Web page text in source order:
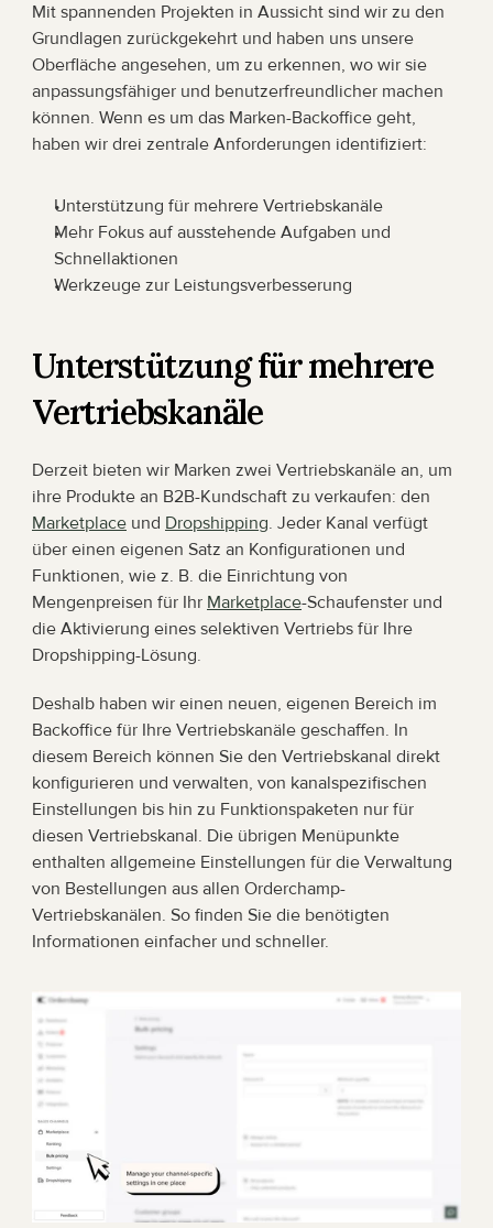
Mit spannenden Projekten in Aussicht sind wir zu den
Grundlagen zurückgekehrt und haben uns unsere
Oberfläche angesehen, um zu erkennen, wo wir sie
anpassungsfähiger und benutzerfreundlicher machen
können. Wenn es um das Marken-Backoffice geht,
haben wir drei zentrale Anforderungen identifiziert:
Unterstützung für mehrere Vertriebskanäle
Mehr Fokus auf ausstehende Aufgaben und
Schnellaktionen
Werkzeuge zur Leistungsverbesserung
Unterstützung für mehrere
Vertriebskanäle
Derzeit bieten wir Marken zwei Vertriebskanäle an, um
Marketplace und Dropshipping. Jeder Kanal verfügt
über einen eigenen Satz an Konfigurationen und
Funktionen, wie z. B. die Einrichtung von
Mengenpreisen für Ihr Marketplace-Schaufenster und
die Aktivierung eines selektiven Vertriebs für Ihre
Dropshipping-Lösung.
Deshalb haben wir einen neuen, eigenen Bereich im
Backoffice für Ihre Vertriebskanäle geschaffen. In
diesem Bereich können Sie den Vertriebskanal direkt
konfigurieren und verwalten, von kanalspezifischen
Einstellungen bis hin zu Funktionspaketen nur für
diesen Vertriebskanal. Die übrigen Menüpunkte
enthalten allgemeine Einstellungen für die Verwaltung
von Bestellungen aus allen Orderchamp-
Vertriebskanälen. So finden Sie die benötigten
Informationen einfacher und schneller.